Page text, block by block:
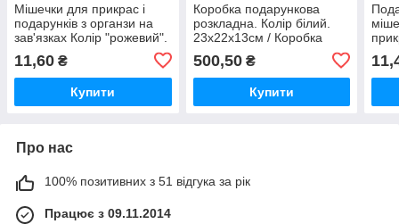
Мішечки для прикрас і
подарунків з органзи на
зав'язках Колір "рожевий".
прикрас і подарунків з
органзи на
11,60 ₴
Купити
Коробка подарункова
розкладна. Колір білий.
23х22х13см / Коробка
подарункова розкладна.
Колір білий. 23х22х13см
500,50₴
Купити
для
Про нас
100% позитивних з 51 відгука за рік
Працює з 09.11.2014